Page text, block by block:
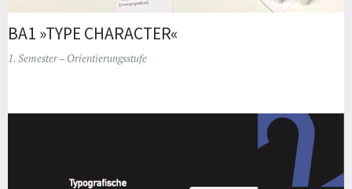
BA1 »TYPE CHARACTER«
1. Semester – Orientierungsstufe